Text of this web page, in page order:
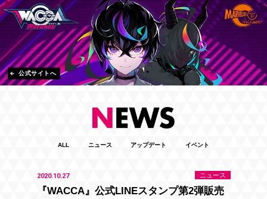
公式サイトへ
ALL ニュース アップデート イベント
2020.10.27 ニュース
『WACCA』公式LINEスタンプ第2弾販売